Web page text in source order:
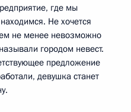
где мы
Не хочется
не менее невозможно
городом невест.
предложение
девушка станет